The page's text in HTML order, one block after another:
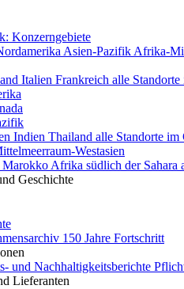
Konzerngebiete
Asien-Pazifik Afrika-
Italien Frankreich alle Standorte
Indien Thailand alle Standorte
Westasien
Marokko Afrika südlich der Sahara
Geschichte
150 Jahre Fortschritt
und Nachhaltigkeitsberichte
Lieferanten